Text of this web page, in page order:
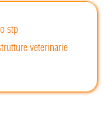
stp
veterinarie